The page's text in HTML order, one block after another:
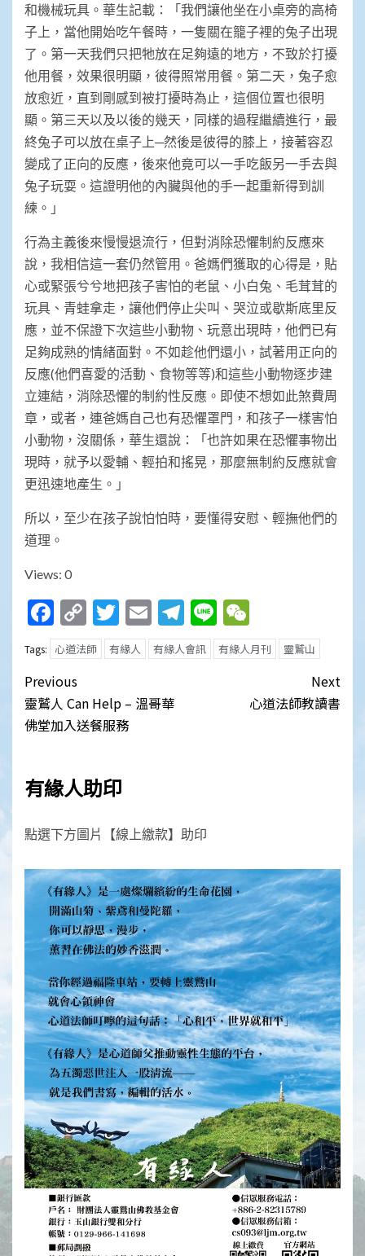
和機械玩具。華生記載：「我們讓他坐在小桌旁的高椅
子上，當他開始吃午餐時，一隻關在籠子裡的兔子出現
了。第一天我們只把牠放在足夠遠的地方，不致於打擾
他用餐，效果很明顯，彼得照常用餐。第二天，兔子愈
放愈近，直到剛感到被打擾時為止，這個位置也很明
顯。第三天以及以後的幾天，同樣的過程繼續進行，最
終兔子可以放在桌子上─然後是彼得的膝上，接著容忍
變成了正向的反應，後來他竟可以一手吃飯另一手去與
兔子玩耍。這證明他的內臟與他的手一起重新得到訓
練。」
行為主義後來慢慢退流行，但對消除恐懼制約反應來
說，我相信這一套仍然管用。爸媽們獲取的心得是，貼
心或緊張兮兮地把孩子害怕的老鼠、小白兔、毛茸茸的
玩具、青蛙拿走，讓他們停止尖叫、哭泣或歇斯底里反
應，並不保證下次這些小動物、玩意出現時，他們已有
足夠成熟的情緒面對。不如趁他們還小，試著用正向的
反應(他們喜愛的活動、食物等等)和這些小動物逐步建
立連結，消除恐懼的制約性反應。即使不想如此煞費周
章，或者，連爸媽自己也有恐懼罩門，和孩子一樣害怕
小動物，沒關係，華生還說：「也許如果在恐懼事物出
現時，就予以愛輔、輕拍和搖晃，那麼無制約反應就會
更迅速地產生。」
所以，至少在孩子說怕怕時，要懂得安慰、輕撫他們的
道理。
Views: 0
Facebook
Copy
Link
Twitter
EmailTelegram
Line
Tags: 心道法師 有緣人 有緣人會訊 有緣人月刊 靈鷲山
Post
navigation
Previous
靈鷲人 Can Help – 溫哥華
佛堂加入送餐服務
Next
心道法師教讀書
有緣人助印
點選下方圖片【線上繳款】助印